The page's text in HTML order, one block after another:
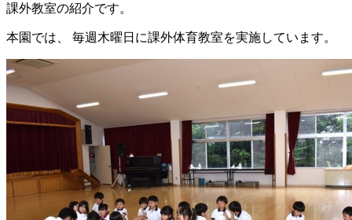
課外教室の紹介です。
本園では、 毎週木曜日に課外体育教室を実施しています。